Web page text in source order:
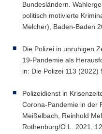
Bundesländern.
politisch motivierte
Melcher), Baden-Baden
Die Polizei in unruhigen
19-Pandemie als
in: Die Polizei 113 (2022)
Polizeidienst in
Corona-Pandemie in der
Meißelbach, Reinhold
Rothenburg/O.L. 2021,